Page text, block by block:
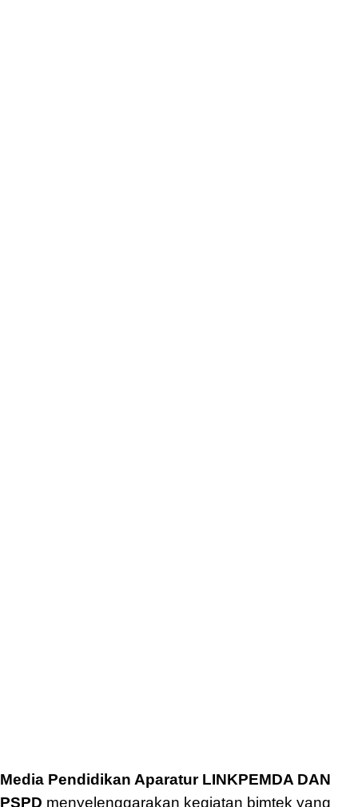
Media Pendidikan Aparatur LINKPEMDA DAN
PSPD menyelenggarakan kegiatan bimtek yang